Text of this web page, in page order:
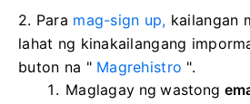
2. Para mag-sign up, kailangan
lahat ng kinakailangang
buton na " Magrehistro ".
Maglagay ng wastong